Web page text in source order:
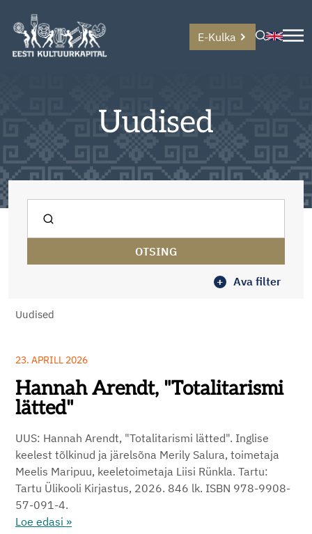
E-Kulka
Uudised
OTSING
+ Ava filter
Uudised
23. APRILL 2026
Hannah Arendt, "Totalitarismi
lätted"
UUS: Hannah Arendt, "Totalitarismi lätted". Inglise
keelest tõlkinud ja järelsõna Merily Salura, toimetaja
Meelis Maripuu, keeletoimetaja Liisi Rünkla. Tartu:
Tartu Ülikooli Kirjastus, 2026. 846 lk. ISBN 978-9908-
57-091-4.
Loe edasi »